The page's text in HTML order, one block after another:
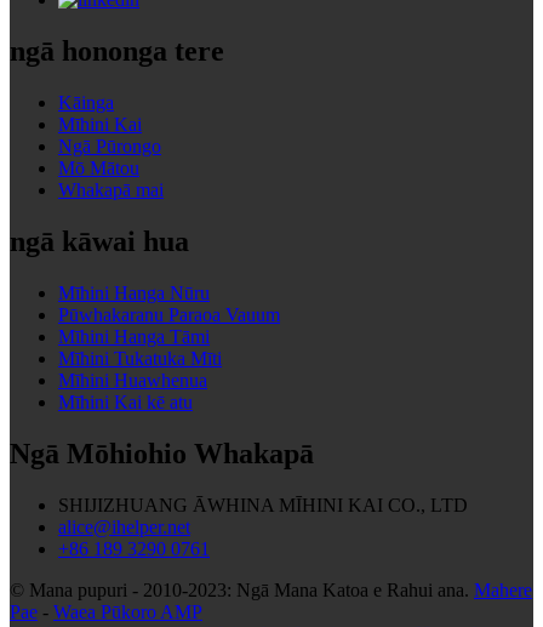
ngā hononga tere
Kāinga
Mīhini Kai
Ngā Pūrongo
Mō Mātou
Whakapā mai
ngā kāwai hua
Mīhini Hanga Nūru
Pūwhakaranu Paraoa Vauum
Mīhini Hanga Tāmi
Mīhini Tukatuka Mīti
Mīhini Huawhenua
Mīhini Kai kē atu
Ngā Mōhiohio Whakapā
SHIJIZHUANG ĀWHINA MĪHINI KAI CO., LTD
alice@ihelper.net
+86 189 3290 0761
© Mana pupuri - 2010-2023: Ngā Mana Katoa e Rahui ana. Mahere
Pae - Waea Pūkoro AMP